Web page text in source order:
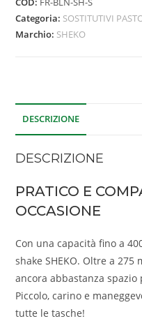
Categoria: SOSTITUTIVI
Marchio: SHEKO
DESCRIZIONE
DESCRIZIONE
PRATICO E
OCCASIONE
Con una capacità fino a
shake SHEKO. Oltre a 275
ancora abbastanza
Piccolo, carino e
tutte le tasche!